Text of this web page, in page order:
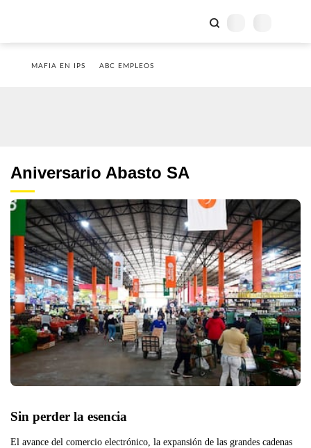
MAFIA EN IPS ABC EMPLEOS
Aniversario Abasto SA
Sin perder la esencia
El avance del comercio electrónico, la expansión de las grandes cadenas